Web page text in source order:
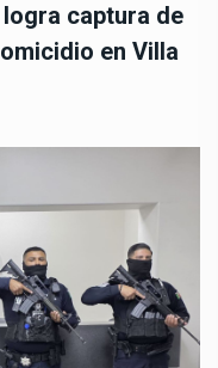
captura de
en Villa